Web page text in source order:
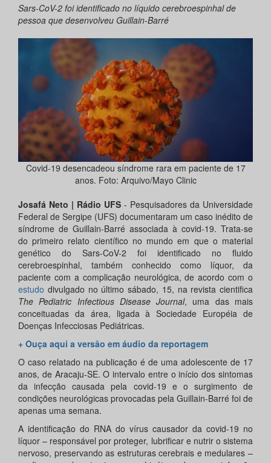
Sars-CoV-2 foi identificado no líquido cerebroespinhal de
pessoa que desenvolveu Guillain-Barré
Covid-19 desencadeou síndrome rara em paciente de 17
anos. Foto: Arquivo/Mayo Clinic
Josafá Neto | Rádio UFS - Pesquisadores da Universidade
Federal de Sergipe (UFS) documentaram um caso inédito de
síndrome de Guillain-Barré associada à covid-19. Trata-se
do primeiro relato científico no mundo em que o material
genético do Sars-CoV-2 foi identificado no fluido
cerebroespinhal, também conhecido como líquor, da
paciente com a complicação neurológica, de acordo com o
estudo divulgado no último sábado, 15, na revista cientifica
The Pediatric Infectious Disease Journal, uma das mais
conceituadas da área, ligada à Sociedade Européia de
Doenças Infecciosas Pediátricas.
+ Ouça aqui a versão em áudio da reportagem
O caso relatado na publicação é de uma adolescente de 17
anos, de Aracaju-SE. O intervalo entre o início dos sintomas
da infecção causada pela covid-19 e o surgimento de
condições neurológicas provocadas pela Guillain-Barré foi de
apenas uma semana.
A identificação do RNA do vírus causador da covid-19 no
líquor – responsável por proteger, lubrificar e nutrir o sistema
nervoso, preservando as estruturas cerebrais e medulares –